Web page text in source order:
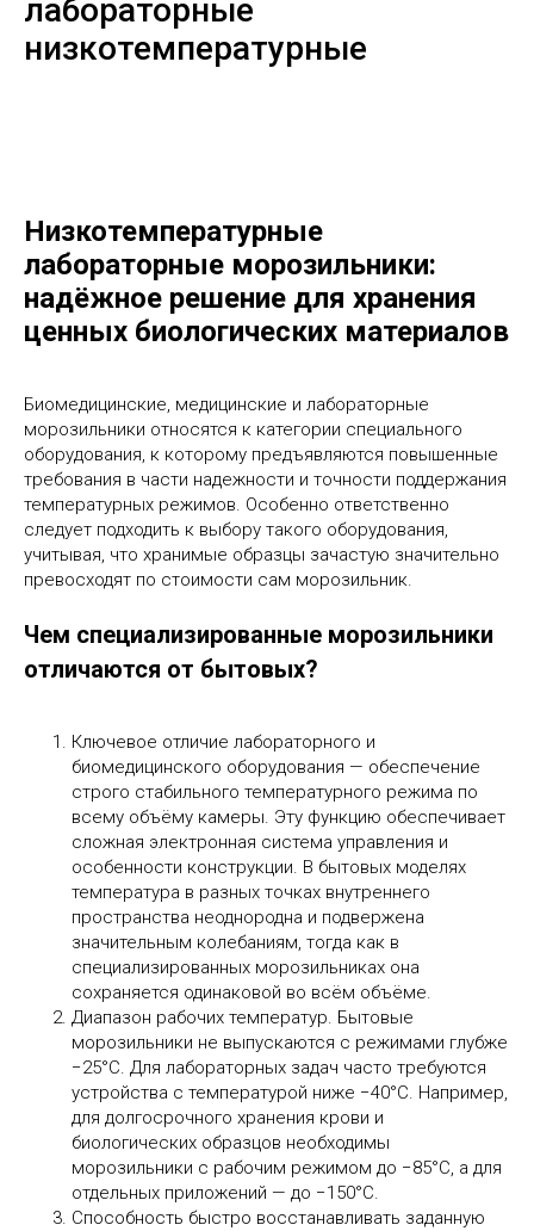
лабораторные
низкотемпературные
Низкотемпературные
лабораторные морозильники:
надёжное решение для хранения
ценных биологических материалов
Биомедицинские, медицинские и лабораторные
морозильники относятся к категории специального
оборудования, к которому предъявляются повышенные
требования в части надежности и точности поддержания
температурных режимов. Особенно ответственно
следует подходить к выбору такого оборудования,
учитывая, что хранимые образцы зачастую значительно
превосходят по стоимости сам морозильник.
Чем специализированные морозильники
отличаются от бытовых?
Ключевое отличие лабораторного и
биомедицинского оборудования — обеспечение
строго стабильного температурного режима по
всему объёму камеры. Эту функцию обеспечивает
сложная электронная система управления и
особенности конструкции. В бытовых моделях
температура в разных точках внутреннего
пространства неоднородна и подвержена
значительным колебаниям, тогда как в
специализированных морозильниках она
сохраняется одинаковой во всём объёме.
Диапазон рабочих температур. Бытовые
морозильники не выпускаются с режимами глубже
−25°C. Для лабораторных задач часто требуются
устройства с температурой ниже −40°C. Например,
для долгосрочного хранения крови и
биологических образцов необходимы
морозильники с рабочим режимом до −85°C, а для
отдельных приложений — до −150°C.
Способность быстро восстанавливать заданную